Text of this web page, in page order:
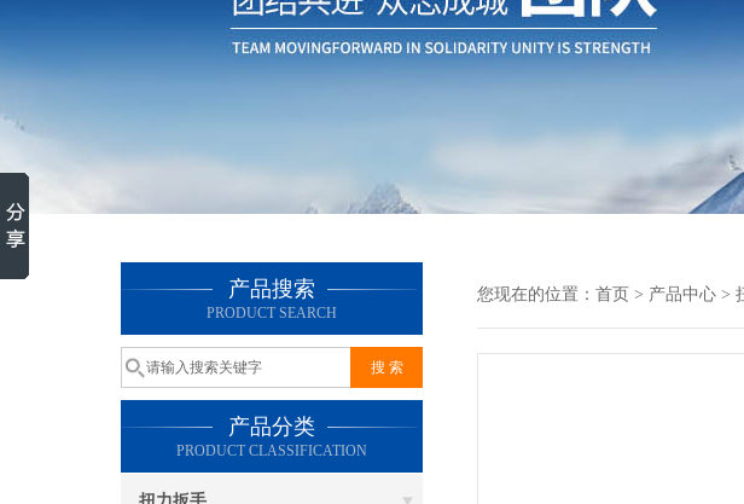
产品搜索
PRODUCT SEARCH
产品分类
PRODUCT CLASSIFICATION
您现在的位置： 首页 > 产品中心 >